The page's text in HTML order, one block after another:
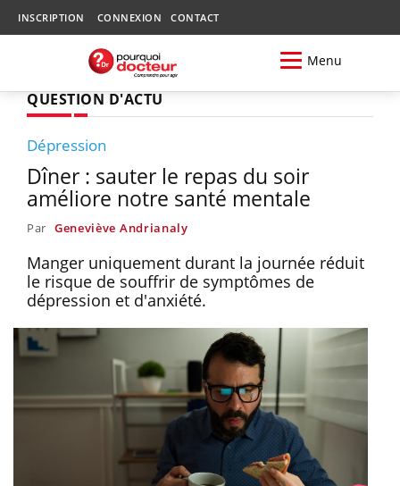
INSCRIPTION CONNEXION CONTACT
Menu
QUESTION D'ACTU
Dépression
Dîner : sauter le repas du soir
améliore notre santé mentale
Par Geneviève Andrianaly
Manger uniquement durant la journée réduit
le risque de souffrir de symptômes de
dépression et d'anxiété.